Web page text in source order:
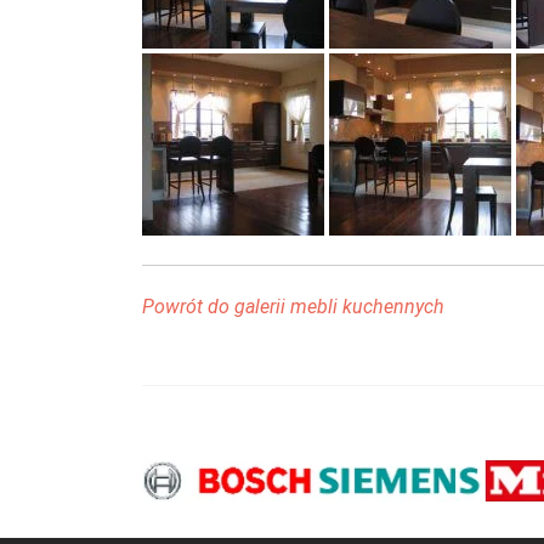
Powrót do galerii mebli kuchennych